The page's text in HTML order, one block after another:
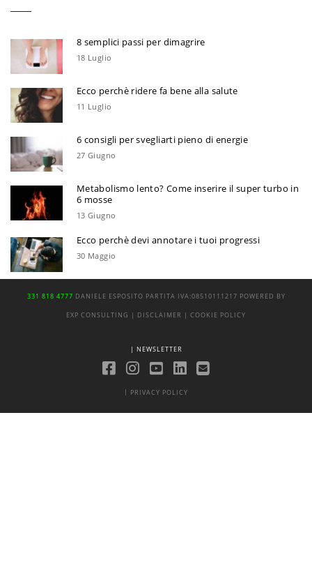
8 semplici passi per dimagrire
18 Luglio
Ecco perchè ridere fa bene alla salute
11 Luglio
6 consigli per svegliarti pieno di energie
27 Giugno
Metabolismo lento? Come inserire il super turbo in
6 mosse
13 Giugno
Ecco perchè devi annotare i tuoi progressi
30 Maggio
331 818 4777 DANIELE ESPOSITO PARTITA IVA:08510111217 POWERED BY
EXP CONSULTING | DISCLAIMER | COOKIE POLICY
| NEWSLETTER
| PRIVACY POLICY